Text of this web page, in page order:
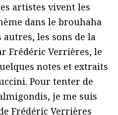
artistes vivent les
dans le brouhaha
autres, les sons de la
Frédéric Verrières, le
notes et extraits
Pour tenter de
je me suis
Frédéric Verrières